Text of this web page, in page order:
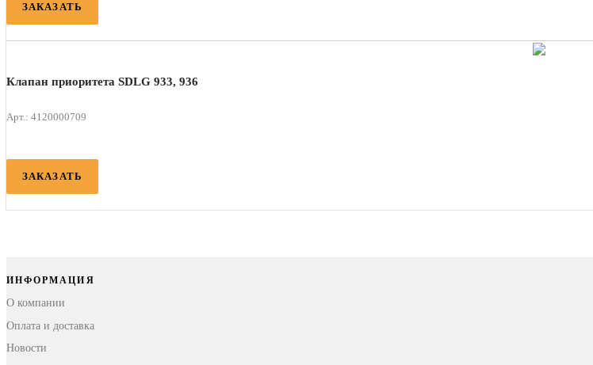
ЗАКАЗАТЬ
Клапан приоритета SDLG 933, 936
Арт.: 4120000709
ЗАКАЗАТЬ
ИНФОРМАЦИЯ
О компании
Оплата и доставка
Новости